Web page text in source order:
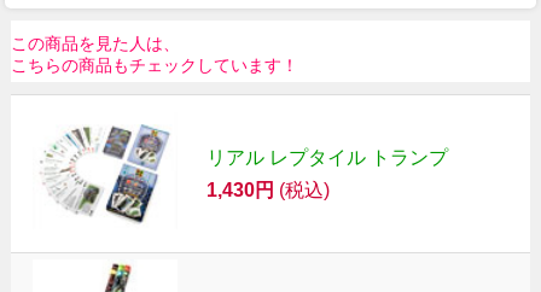
この商品を見た人は、
こちらの商品もチェックしています！
リアル レプタイル トランプ
1,430円 (税込)